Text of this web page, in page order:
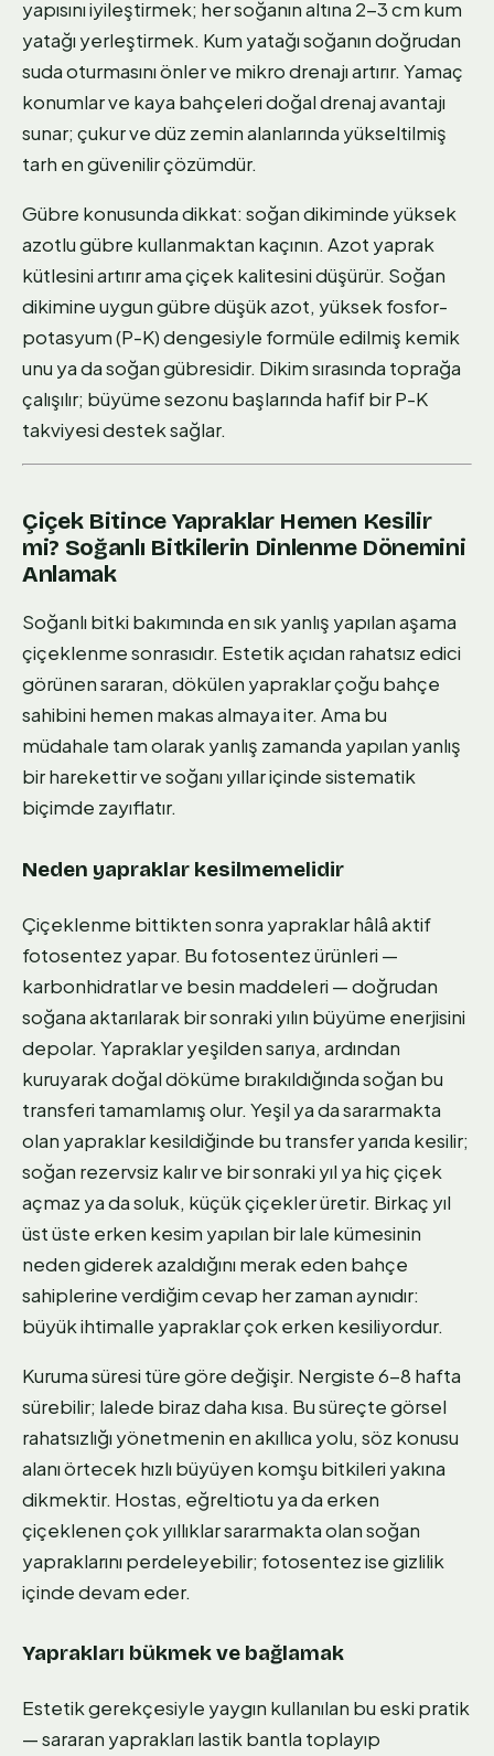
yapısını iyileştirmek; her soğanın altına 2-3 cm kum
yatağı yerleştirmek. Kum yatağı soğanın doğrudan
suda oturmasını önler ve mikro drenajı artırır. Yamaç
konumlar ve kaya bahçeleri doğal drenaj avantajı
sunar; çukur ve düz zemin alanlarında yükseltilmiş
tarh en güvenilir çözümdür.
Gübre konusunda dikkat: soğan dikiminde yüksek
azotlu gübre kullanmaktan kaçının. Azot yaprak
kütlesini artırır ama çiçek kalitesini düşürür. Soğan
dikimine uygun gübre düşük azot, yüksek fosfor-
potasyum (P-K) dengesiyle formüle edilmiş kemik
unu ya da soğan gübresidir. Dikim sırasında toprağa
çalışılır; büyüme sezonu başlarında hafif bir P-K
takviyesi destek sağlar.
Çiçek Bitince Yapraklar Hemen Kesilir
mi? Soğanlı Bitkilerin Dinlenme Dönemini
Anlamak
Soğanlı bitki bakımında en sık yanlış yapılan aşama
çiçeklenme sonrasıdır. Estetik açıdan rahatsız edici
görünen sararan, dökülen yapraklar çoğu bahçe
sahibini hemen makas almaya iter. Ama bu
müdahale tam olarak yanlış zamanda yapılan yanlış
bir harekettir ve soğanı yıllar içinde sistematik
biçimde zayıflatır.
Neden yapraklar kesilmemelidir
Çiçeklenme bittikten sonra yapraklar hâlâ aktif
fotosentez yapar. Bu fotosentez ürünleri —
karbonhidratlar ve besin maddeleri — doğrudan
soğana aktarılarak bir sonraki yılın büyüme enerjisini
depolar. Yapraklar yeşilden sarıya, ardından
kuruyarak doğal döküme bırakıldığında soğan bu
transferi tamamlamış olur. Yeşil ya da sararmakta
olan yapraklar kesildiğinde bu transfer yarıda kesilir;
soğan rezervsiz kalır ve bir sonraki yıl ya hiç çiçek
açmaz ya da soluk, küçük çiçekler üretir. Birkaç yıl
üst üste erken kesim yapılan bir lale kümesinin
neden giderek azaldığını merak eden bahçe
sahiplerine verdiğim cevap her zaman aynıdır:
büyük ihtimalle yapraklar çok erken kesiliyordur.
Kuruma süresi türe göre değişir. Nergiste 6-8 hafta
sürebilir; lalede biraz daha kısa. Bu süreçte görsel
rahatsızlığı yönetmenin en akıllıca yolu, söz konusu
alanı örtecek hızlı büyüyen komşu bitkileri yakına
dikmektir. Hostas, eğreltiotu ya da erken
çiçeklenen çok yıllıklar sararmakta olan soğan
yapraklarını perdeleyebilir; fotosentez ise gizlilik
içinde devam eder.
Yaprakları bükmek ve bağlamak
Estetik gerekçesiyle yaygın kullanılan bu eski pratik
— sararan yaprakları lastik bantla toplayıp